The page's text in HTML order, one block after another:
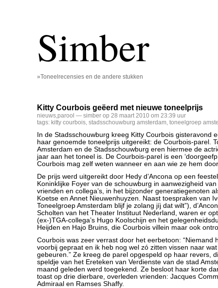
Simber
»Toneelrecensies en de andere stukken
Kitty Courbois geëerd met nieuwe toneelprijs
nieuws,parool — simber op 28 maart 2010 om 23:39 uur
tags: kitty courbois, stadsschouwburg amsterdam, toneelgroep
In de Stadsschouwburg kreeg Kitty Courbois gisteravond
haar genoemde toneelprijs uitgereikt: de Courbois-parel.
Amsterdam en de Stadsschouwburg eren hiermee de
jaar aan het toneel is. De Courbois-parel is een
Courbois mag zelf weten wanneer en aan wie ze hem
De prijs werd uitgereikt door Hedy d’Ancona op een
Koninklijke Foyer van de schouwburg in aanwezigheid
vrienden en collega’s, in het bijzonder generatiegenoten
Koetse en Annet Nieuwenhuyzen. Naast toespraken van
Toneelgroep Amsterdam blijf je zolang jíj dat wilt”),
Scholten van het Theater Instituut Nederland, waren er
(ex-)TGA-collega’s Hugo Koolschijn en het
Heijden en Hajo Bruins, die Courbois villein maar ook
Courbois was zeer verrast door het eerbetoon: “Niemand
voorbij gepraat en ik heb nog wel zó zitten vissen naar
gebeuren.” Ze kreeg de parel opgespeld op haar revers,
speldje van het Ereteken van Verdienste van de stad
maand geleden werd toegekend. Ze besloot haar korte
toast op drie dierbare, overleden vrienden: Jacques
Admiraal en Ramses Shaffy.